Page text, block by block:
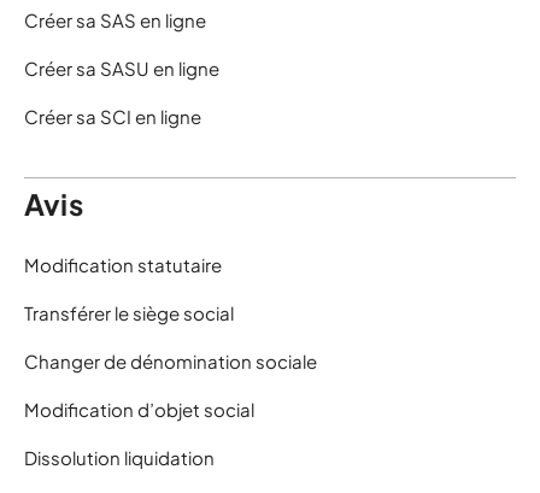
Créer sa SAS en ligne
Créer sa SASU en ligne
Créer sa SCI en ligne
Avis
Modification statutaire
Transférer le siège social
Changer de dénomination sociale
Modification d’objet social
Dissolution liquidation